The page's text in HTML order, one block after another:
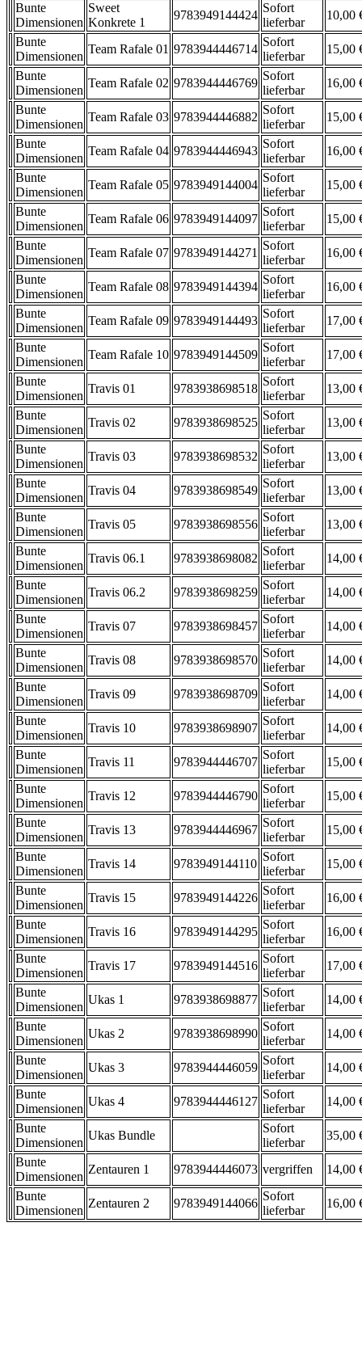
Bunte
Dimensionen
Sweet
Konkrete 1
9783949144424
Sofort
lieferbar
10,00
Bunte
Dimensionen
Team Rafale 01 9783944446714
Sofort
lieferbar
15,00
Bunte
Dimensionen
Team Rafale 02 9783944446769
Sofort
lieferbar
16,00
Bunte
Dimensionen
Team Rafale 03 9783944446882
Sofort
lieferbar
15,00
Bunte
Dimensionen
Team Rafale 04 9783944446943
Sofort
lieferbar
16,00
Bunte
Dimensionen
Team Rafale 05 9783949144004
Sofort
lieferbar
15,00
Bunte
Dimensionen
Team Rafale 06 9783949144097
Sofort
lieferbar
15,00
Bunte
Dimensionen
Team Rafale 07 9783949144271
Sofort
lieferbar
16,00
Bunte
Dimensionen
Team Rafale 08 9783949144394
Sofort
lieferbar
16,00
Bunte
Dimensionen
Team Rafale 09 9783949144493
Sofort
lieferbar
17,00
Bunte
Dimensionen
Team Rafale 10 9783949144509
Sofort
lieferbar
17,00
Bunte
Dimensionen
Travis 01 9783938698518
Sofort
lieferbar
13,00
Bunte
Dimensionen
Travis 02 9783938698525
Sofort
lieferbar
13,00
Bunte
Dimensionen
Travis 03 9783938698532
Sofort
lieferbar
13,00
Bunte
Dimensionen
Travis 04 9783938698549
Sofort
lieferbar
13,00
Bunte
Dimensionen
Travis 05 9783938698556
Sofort
lieferbar
13,00
Bunte
Dimensionen
Travis 06.1 9783938698082
Sofort
lieferbar
14,00
Bunte
Dimensionen
Travis 06.2 9783938698259
Sofort
lieferbar
14,00
Bunte
Dimensionen
Travis 07 9783938698457
Sofort
lieferbar
14,00
Bunte
Dimensionen
Travis 08 9783938698570
Sofort
lieferbar
14,00
Bunte
Dimensionen
Travis 09 9783938698709
Sofort
lieferbar
14,00
Bunte
Dimensionen
Travis 10 9783938698907
Sofort
lieferbar
14,00
Bunte
Dimensionen
Travis 11 9783944446707
Sofort
lieferbar
15,00
Bunte
Dimensionen
Travis 12 9783944446790
Sofort
lieferbar
15,00
Bunte
Dimensionen
Travis 13 9783944446967
Sofort
lieferbar
15,00
Bunte
Dimensionen
Travis 14 9783949144110
Sofort
lieferbar
15,00
Bunte
Dimensionen
Travis 15 9783949144226
Sofort
lieferbar
16,00
Bunte
Dimensionen
Travis 16 9783949144295
Sofort
lieferbar
16,00
Bunte
Dimensionen
Travis 17 9783949144516
Sofort
lieferbar
17,00
Bunte
Dimensionen
Ukas 1 9783938698877
Sofort
lieferbar
14,00
Bunte
Dimensionen
Ukas 2 9783938698990
Sofort
lieferbar
14,00
Bunte
Dimensionen
Ukas 3 9783944446059
Sofort
lieferbar
14,00
Bunte
Dimensionen
Ukas 4 9783944446127
Sofort
lieferbar
14,00
Bunte
Dimensionen
Ukas Bundle
Sofort
lieferbar
35,00
Bunte
Dimensionen
Zentauren 1 9783944446073 vergriffen
14,00
Bunte
Dimensionen
Zentauren 2 9783949144066
Sofort
lieferbar
16,00